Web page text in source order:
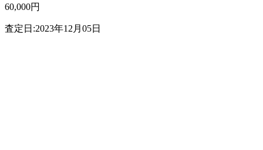
60,000円
査定日:2023年12月05日